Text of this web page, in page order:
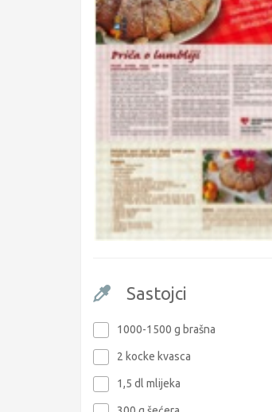
Sastojci
1000-1500 g brašna
2 kocke kvasca
1,5 dl mlijeka